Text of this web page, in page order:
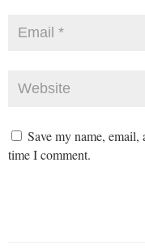
Save my name,
time I comment.